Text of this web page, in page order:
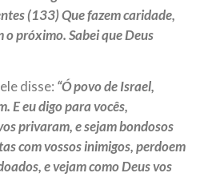
(133) Que fazem caridade,
próximo. Sabei que Deus
disse: “Ó povo de Israel,
E eu digo para vocês,
privaram, e sejam bondosos
com vossos inimigos, perdoem
e vejam como Deus vos